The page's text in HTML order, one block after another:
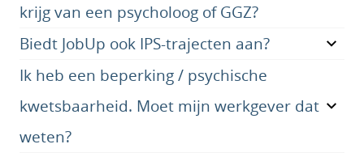
krijg van een psycholoog of GGZ?
Biedt JobUp ook IPS-trajecten aan?
Ik heb een beperking / psychische
kwetsbaarheid. Moet mijn werkgever dat
weten?